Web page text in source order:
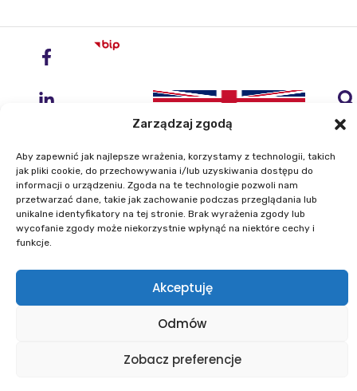
Zarządzaj zgodą
Aby zapewnić jak najlepsze wrażenia, korzystamy z technologii, takich
jak pliki cookie, do przechowywania i/lub uzyskiwania dostępu do
informacji o urządzeniu. Zgoda na te technologie pozwoli nam
przetwarzać dane, takie jak zachowanie podczas przeglądania lub
unikalne identyfikatory na tej stronie. Brak wyrażenia zgody lub
wycofanie zgody może niekorzystnie wpłynąć na niektóre cechy i
funkcje.
Akceptuję
Odmów
Zobacz preferencje
Instytut Geodezji i Kartografii
ul. Zygmunta Modzelewskiego 27
Telefon: +48 22 329 19 00
E-mail: igik@igik.edu.pl
Plan równości płci
Polityka plików cookies